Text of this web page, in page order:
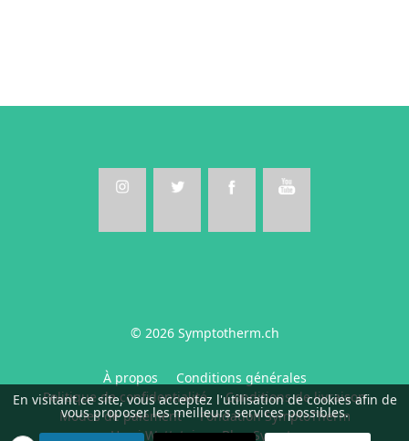
© 2026 Symptotherm.ch
À propos
Conditions générales
Politique de confidentialité
Conditions de livraison
Modes de paiement
Fondation SymptoTherm
Harri Wettstein
Blog Sympto
En visitant ce site, vous acceptez l'utilisation de cookies afin de
vous proposer les meilleurs services possibles.